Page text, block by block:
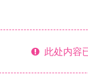
此处内容